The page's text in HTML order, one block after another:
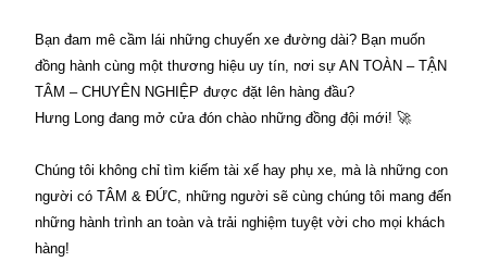
Bạn đam mê cầm lái những chuyến xe đường dài? Bạn muốn
đồng hành cùng một thương hiệu uy tín, nơi sự AN TOÀN – TẬN
TÂM – CHUYÊN NGHIỆP được đặt lên hàng đầu?
Hưng Long đang mở cửa đón chào những đồng đội mới! 🚀
Chúng tôi không chỉ tìm kiếm tài xế hay phụ xe, mà là những con
người có TÂM & ĐỨC, những người sẽ cùng chúng tôi mang đến
những hành trình an toàn và trải nghiệm tuyệt vời cho mọi khách
hàng!